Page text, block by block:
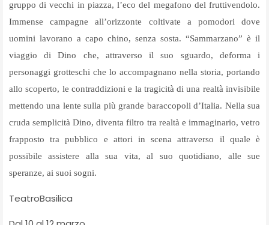
gruppo di vecchi in piazza, l’eco del megafono del fruttivendolo.
Immense campagne all’orizzonte coltivate a pomodori dove
uomini lavorano a capo chino, senza sosta. “Sammarzano” è il
viaggio di Dino che, attraverso il suo sguardo, deforma i
personaggi grotteschi che lo accompagnano nella storia, portando
allo scoperto, le contraddizioni e la tragicità di una realtà invisibile
mettendo una lente sulla più grande baraccopoli d’Italia. Nella sua
cruda semplicità Dino, diventa filtro tra realtà e immaginario, vetro
frapposto tra pubblico e attori in scena attraverso il quale è
possibile assistere alla sua vita, al suo quotidiano, alle sue
speranze, ai suoi sogni.
TeatroBasilica